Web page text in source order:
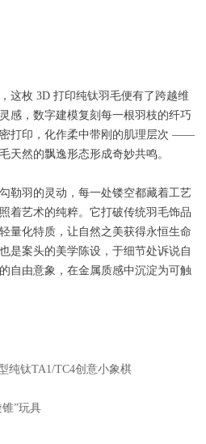
这枚 3D 打印纯钛羽毛便有了跨越维
感，数字建模复刻每一根羽枝的纤巧
打印，化作柔中带刚的肌理层次 ——
天然的飘逸形态形成奇妙共鸣。
勒羽的灵动，每一处镂空都藏着工艺
着艺术的纯粹。它打破传统羽毛饰品
量化特质，让自然之美获得永恒生命
是案头的美学陈设，于细节处诉说自
自由意象，在金属质感中沉淀为可触
纯钛TA1/TC4创意小象棋
”玩具